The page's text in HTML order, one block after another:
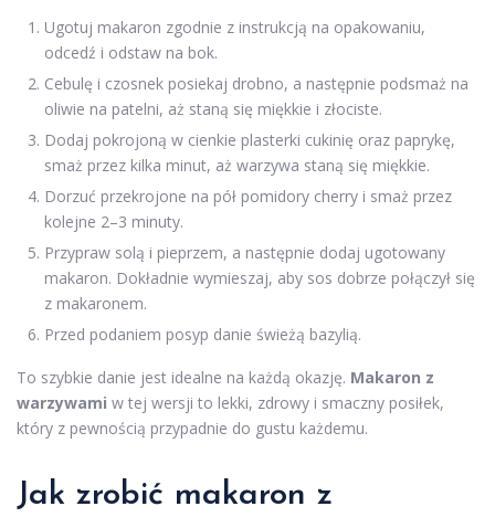
Ugotuj makaron zgodnie z instrukcją na opakowaniu,
odcedź i odstaw na bok.
Cebulę i czosnek posiekaj drobno, a następnie podsmaż na
oliwie na patelni, aż staną się miękkie i złociste.
Dodaj pokrojoną w cienkie plasterki cukinię oraz paprykę,
smaż przez kilka minut, aż warzywa staną się miękkie.
Dorzuć przekrojone na pół pomidory cherry i smaż przez
kolejne 2–3 minuty.
Przypraw solą i pieprzem, a następnie dodaj ugotowany
makaron. Dokładnie wymieszaj, aby sos dobrze połączył się
z makaronem.
Przed podaniem posyp danie świeżą bazylią.
To szybkie danie jest idealne na każdą okazję. Makaron z
warzywami w tej wersji to lekki, zdrowy i smaczny posiłek,
który z pewnością przypadnie do gustu każdemu.
Jak zrobić makaron z